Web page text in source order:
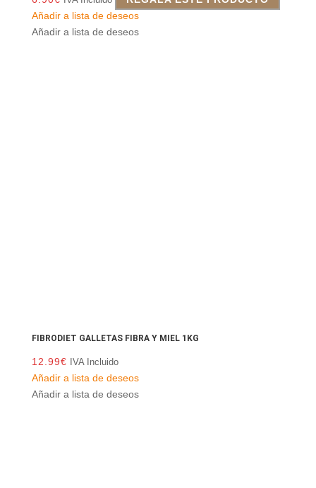
Añadir a lista de deseos
Añadir a lista de deseos
FIBRODIET GALLETAS FIBRA Y MIEL 1KG
12.99€ IVA Incluido
Añadir a lista de deseos
Añadir a lista de deseos